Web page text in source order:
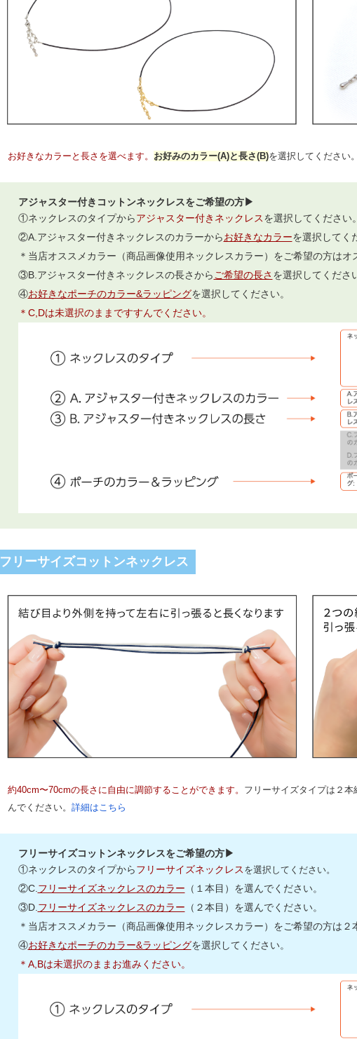
お好きなカラーと長さを選べます。 お好みのカラー(A)と長さ(B)を選択してください。
アジャスター付きコットンネックレスをご希望の方▶
①ネックレスのタイプから アジャスター付きネックレス を選択してください。
②A.アジャスター付きネックレスのカラーから お好きなカラーを選択してく
＊当店オススメカラー（商品画像使用ネックレスカラー）をご希望の方はオ
③B.アジャスター付きネックレスの長さから ご希望の長さ を選択してくださ
④お好きなポーチのカラー&ラッピングを選択してください。
＊C,Dは未選択のままですすんでください。
フリーサイズコットンネックレス
約40cm〜70cmの長さに自由に調節することができます。 フリーサイズタイプは２
んでください。 詳細はこちら
フリーサイズコットンネックレスをご希望の方▶
①ネックレスのタイプから フリーサイズネックレス を選択してください。
②C.フリーサイズネックレスのカラー （１本目）を選んでください。
③D.フリーサイズネックレスのカラー （２本目）を選んでください。
＊当店オススメカラー（商品画像使用ネックレスカラー）をご希望の方は２
④お好きなポーチのカラー&ラッピングを選択してください。
＊A,Bは未選択のままお進みください。